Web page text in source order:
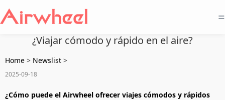
=
¿Viajar cómodo y rápido en el aire?
Home > Newslist >
2025-09-18
¿Cómo puede el Airwheel ofrecer viajes cómodos y rápidos